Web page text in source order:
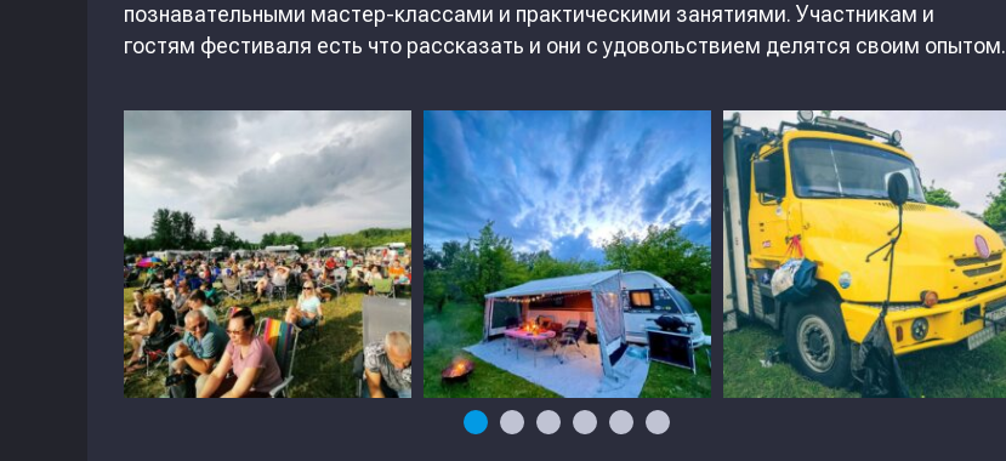
познавательными мастер-классами и практическими занятиями. Участникам и
гостям фестиваля есть что рассказать и они с удовольствием делятся своим опытом.